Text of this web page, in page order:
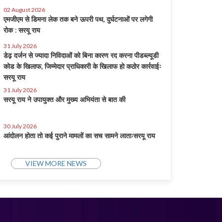
02 August 2026
एमजीएम से डिमना लेक तक बने ऊपरी पथ, दुर्घटनाओं पर लगेगी
रोक : सरयू राय
31 July 2026
डेढ़ दर्जन से ज्यादा निविदाओं को बिना कारण रद करना पीडब्ल्यूडी
कोड के खिलाफ, जिम्मेदार प्राधिकारी के खिलाफ हो कठोर कार्रवाईः
सरयू राय
31 July 2026
सरयू राय ने उपायुक्त और मुख्य अभियंता से बात की
30 July 2026
आंदोलन होता तो कई पुराने मामलों का सच सामने लाताःसरयू राय
VIEW MORE NEWS